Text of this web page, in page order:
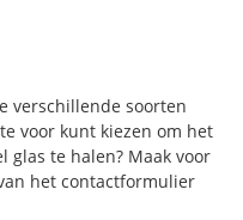
verschillende soorten
voor kunt kiezen om het
te halen? Maak voor
het contactformulier